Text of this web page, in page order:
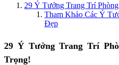
29 Ý Tưởng Trang Trí
Tham Khảo Các Ý
Đẹp
29 Ý Tưởng Trang Trí
Trọng!